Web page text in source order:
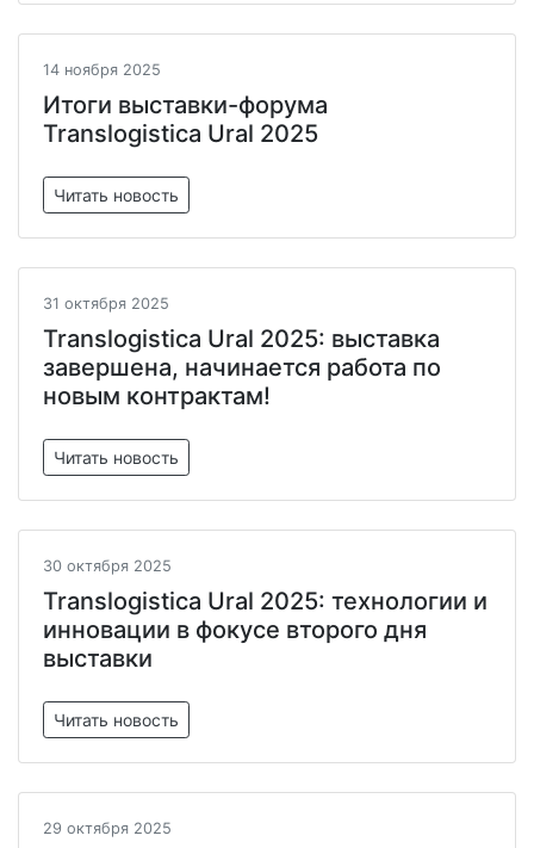
14 ноября 2025
Итоги выставки-форума
Translogistica Ural 2025
Читать новость
31 октября 2025
Translogistica Ural 2025: выставка
завершена, начинается работа по
новым контрактам!
Читать новость
30 октября 2025
Translogistica Ural 2025: технологии и
инновации в фокусе второго дня
выставки
Читать новость
29 октября 2025